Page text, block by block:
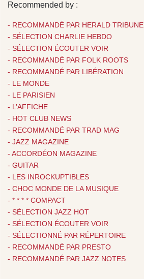
Recommended by :
- RECOMMANDÉ PAR HERALD TRIBUNE
- SÉLECTION CHARLIE HEBDO
- SÉLECTION ÉCOUTER VOIR
- RECOMMANDÉ PAR FOLK ROOTS
- RECOMMANDÉ PAR LIBÉRATION
- LE MONDE
- LE PARISIEN
- L’AFFICHE
- HOT CLUB NEWS
- RECOMMANDÉ PAR TRAD MAG
- JAZZ MAGAZINE
- ACCORDÉON MAGAZINE
- GUITAR
- LES INROCKUPTIBLES
- CHOC MONDE DE LA MUSIQUE
- * * * * COMPACT
- SÉLECTION JAZZ HOT
- SÉLECTION ÉCOUTER VOIR
- SÉLECTIONNÉ PAR RÉPERTOIRE
- RECOMMANDÉ PAR PRESTO
- RECOMMANDÉ PAR JAZZ NOTES